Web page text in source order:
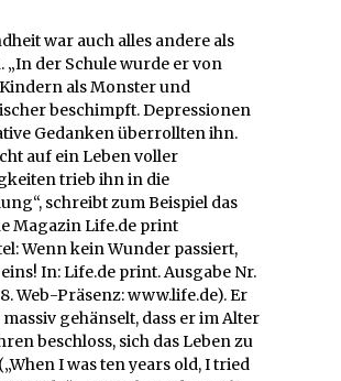
war auch alles andere als
„In der Schule wurde er von
als Monster und
beschimpft. Depressionen
Gedanken überrollten ihn.
auf ein Leben voller
trieb ihn in die
schreibt zum Beispiel das
Magazin Life.de print
Wenn kein Wunder passiert,
In: Life.de print. Ausgabe Nr.
8. Web-Präsenz: www.life.de). Er
gehänselt, dass er im Alter
beschloss, sich das Leben zu
I was ten years old, I tried